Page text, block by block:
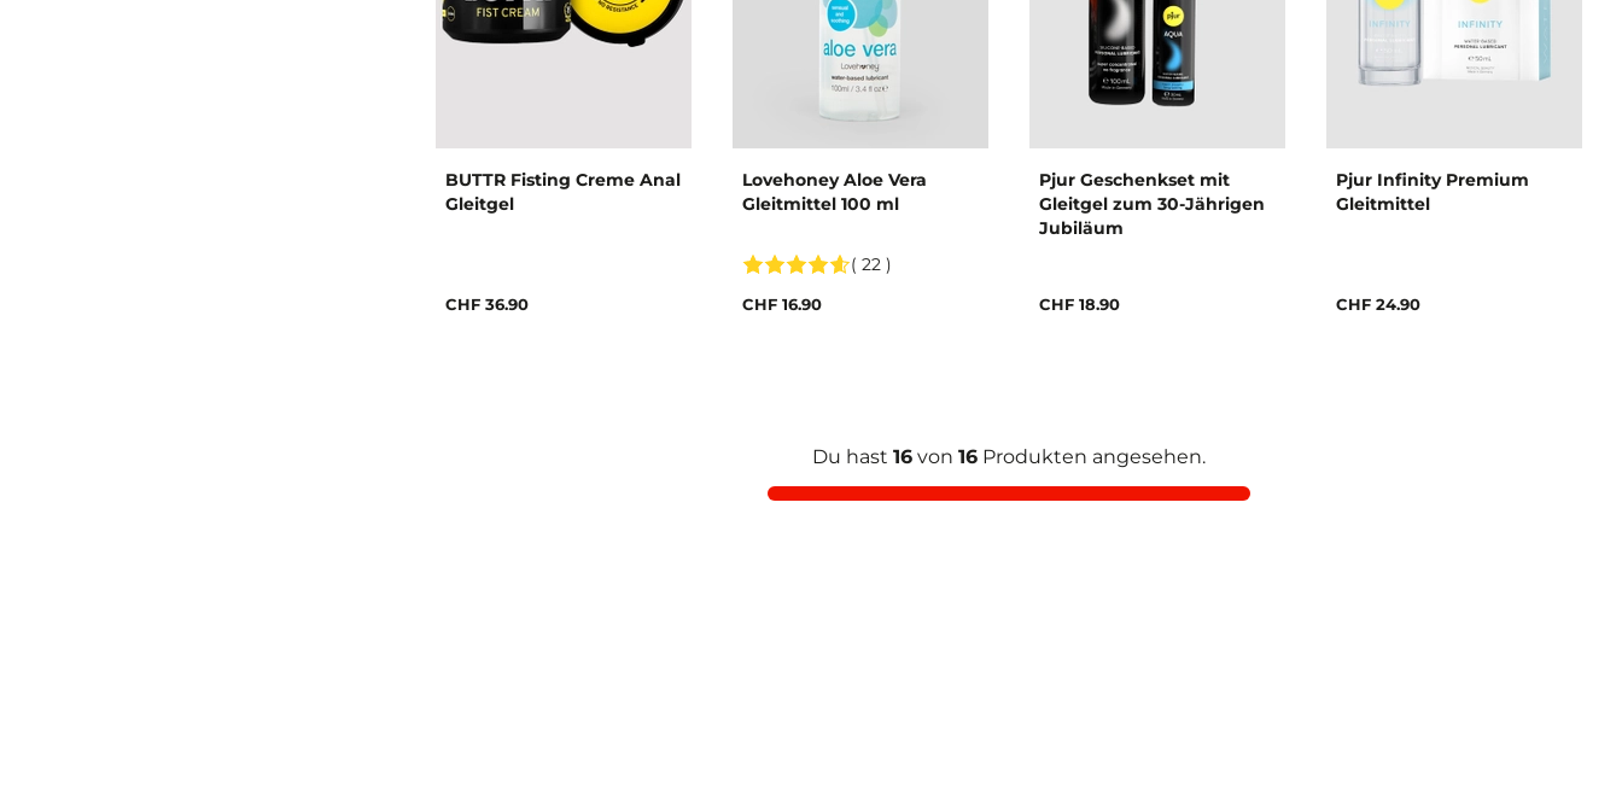
BUTTR Fisting Creme Anal
Gleitgel
CHF 36.90
Lovehoney Aloe Vera
Gleitmittel 100 ml
( 22 )
CHF 16.90
Pjur Geschenkset mit
Gleitgel zum 30-Jährigen
Jubiläum
CHF 18.90
Pjur Infinity Premium
Gleitmittel
CHF 24.90
Du hast 16 von 16 Produkten angesehen.